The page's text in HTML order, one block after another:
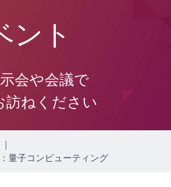
ント
会や会議で
訪ねください
|
量子コンピューティング